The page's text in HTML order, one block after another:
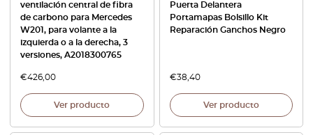
ventilación central de fibra
de carbono para Mercedes
W201, para volante a la
izquierda o a la derecha, 3
versiones, A2018300765
€426,00
Ver producto
Puerta Delantera
Portamapas Bolsillo Kit
Reparación Ganchos Negro
€38,40
Ver producto